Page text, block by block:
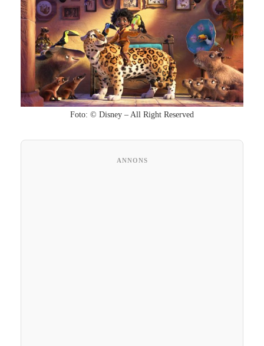
Foto: © Disney – All Right Reserved
ANNONS